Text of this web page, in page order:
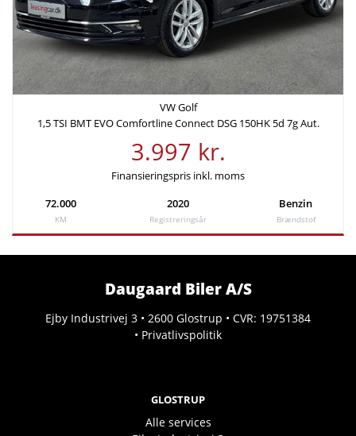
VW Golf
1,5 TSI BMT EVO Comfortline Connect DSG 150HK 5d 7g Aut.
3.997 kr.
Finansieringspris inkl. moms
72.000
KM
2020
Registreringsår
Benzin
Brændstof
Daugaard Biler A/S
Ejby Industrivej 3 • 2600 Glostrup • CVR: 19751384
• Privatlivspolitik
GLOSTRUP
Alle services